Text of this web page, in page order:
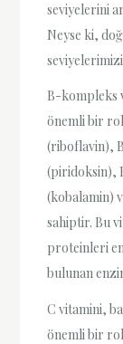
seviyelerini
Neyse ki,
B-kompleks
önemli bir
(riboflavin),
(piridoksin),
(kobalamin)
sahiptir. Bu
proteinleri
bulunan
C vitamini,
önemli bir rol